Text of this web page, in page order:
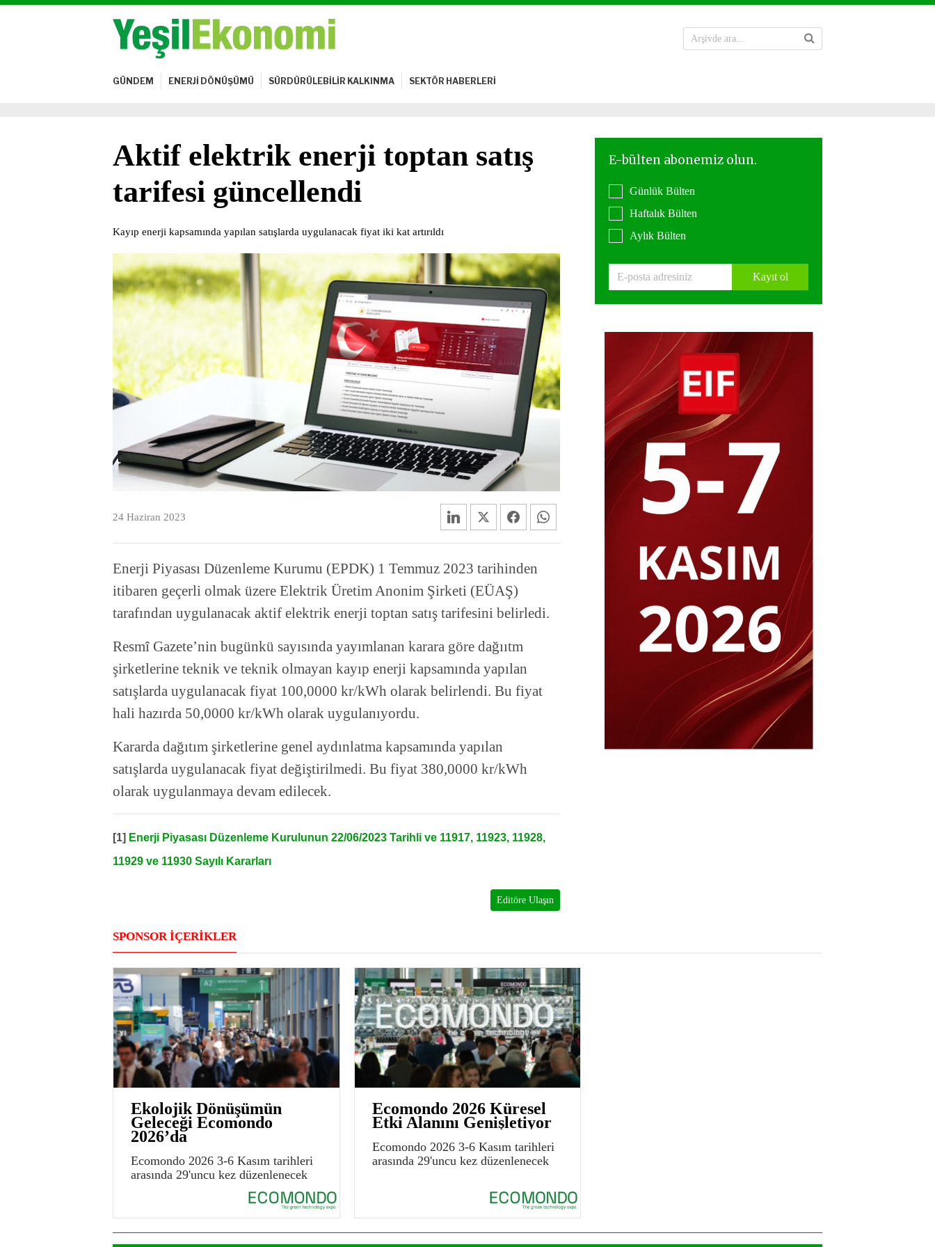
GÜNDEM ENERJİ DÖNÜŞÜMÜ SÜRDÜRÜLEBİLİR KALKINMA SEKTÖR HABERLERİ
Aktif elektrik enerji toptan satış
tarifesi güncellendi
Kayıp enerji kapsamında yapılan satışlarda uygulanacak fiyat iki kat artırıldı
24 Haziran 2023
Enerji Piyasası Düzenleme Kurumu (EPDK) 1 Temmuz 2023 tarihinden
itibaren geçerli olmak üzere Elektrik Üretim Anonim Şirketi (EÜAŞ)
tarafından uygulanacak aktif elektrik enerji toptan satış tarifesini belirledi.
Resmî Gazete’nin bugünkü sayısında yayımlanan karara göre dağııtm
şirketlerine teknik ve teknik olmayan kayıp enerji kapsamında yapılan
satışlarda uygulanacak fiyat 100,0000 kr/kWh olarak belirlendi. Bu fiyat
hali hazırda 50,0000 kr/kWh olarak uygulanıyordu.
Kararda dağıtım şirketlerine genel aydınlatma kapsamında yapılan
satışlarda uygulanacak fiyat değiştirilmedi. Bu fiyat 380,0000 kr/kWh
olarak uygulanmaya devam edilecek.
[1] Enerji Piyasası Düzenleme Kurulunun 22/06/2023 Tarihli ve 11917, 11923, 11928,
11929 ve 11930 Sayılı Kararları
Editöre Ulaşın
Günlük Bülten
Haftalık Bülten
Aylık Bülten
Kayıt ol
SPONSOR İÇERİKLER
Ekolojik Dönüşümün
Geleceği Ecomondo
2026’da
Ecomondo 2026 3-6 Kasım tarihleri
arasında 29'uncu kez düzenlenecek
Ecomondo 2026 Küresel
Etki Alanını Genişletiyor
Ecomondo 2026 3-6 Kasım tarihleri
arasında 29'uncu kez düzenlenecek